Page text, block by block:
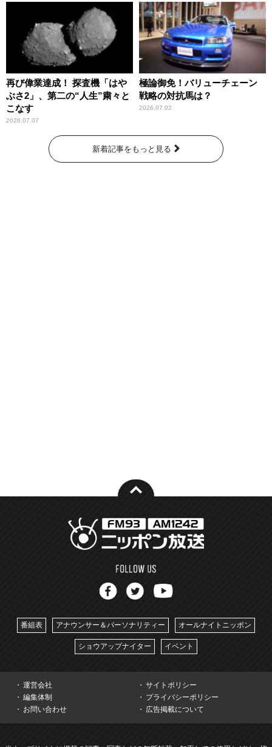
再び偉業達成！ 探査機「はや
ぶさ2」、第二の“人生”粛々と
こなす
2026.07.07
極論御免！バリューチェーン
戦略の対抗馬は？
2026.07.02
新着記事をもっと見る
番組表 アナウンサー＆パーソナリティー オールナイトニッポン
ショウアップナイター イベント
運営会社
サイトポリシー
編集体制
プライバシーポリシー
お問い合わせ
広告掲載について